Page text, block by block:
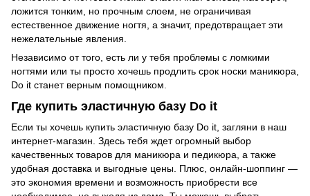
ложится тонким, но прочным слоем, не ограничивая
естественное движение ногтя, а значит, предотвращает эти
нежелательные явления.
Независимо от того, есть ли у тебя проблемы с ломкими
ногтями или ты просто хочешь продлить срок носки маникюра,
Do it станет верным помощником.
Где купить эластичную базу Do it
Если ты хочешь купить эластичную базу Do it, загляни в наш
интернет-магазин. Здесь тебя ждет огромный выбор
качественных товаров для маникюра и педикюра, а также
удобная доставка и выгодные цены. Плюс, онлайн-шоппинг —
это экономия времени и возможность приобрести все